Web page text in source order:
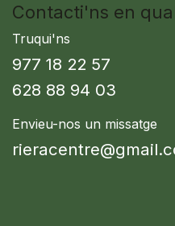
Contacti'ns en
Truqui'ns
977 18 22 57
628 88 94 03
Envieu-nos un missatge